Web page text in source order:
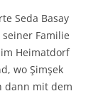
Seda Basay
Familie
Heimatdorf
wo Şimşek
dann mit dem